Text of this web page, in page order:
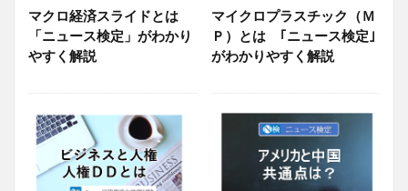
マクロ経済スライドとは
「ニュース検定」がわかり
やすく解説
マイクロプラスチック（Ｍ
Ｐ）とは ｢ニュース検定｣
がわかりやすく解説